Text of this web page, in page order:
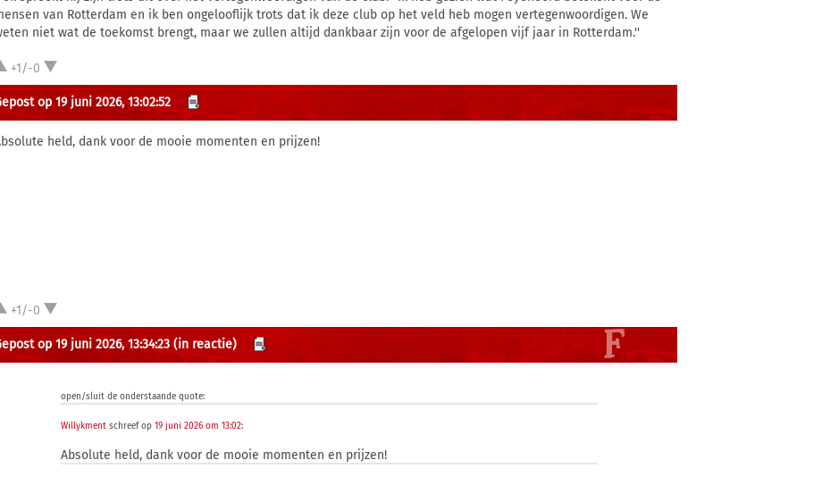
van Rotterdam en ik ben ongelooflijk trots dat ik deze club op het veld heb mogen vertegenwoordigen. We
niet wat de toekomst brengt, maar we zullen altijd dankbaar zijn voor de afgelopen vijf jaar in Rotterdam.''
+1/-0
op 19 juni 2026, 13:02:52
held, dank voor de mooie momenten en prijzen!
+1/-0
op 19 juni 2026, 13:34:23 (in reactie)
open/sluit de onderstaande quote:
Willykment schreef op19 juni 2026 om 13:02:
Absolute held, dank voor de mooie momenten en prijzen!